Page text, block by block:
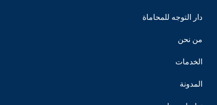
دار التوجه للمحاماة
من نحن
الخدمات
المدونة